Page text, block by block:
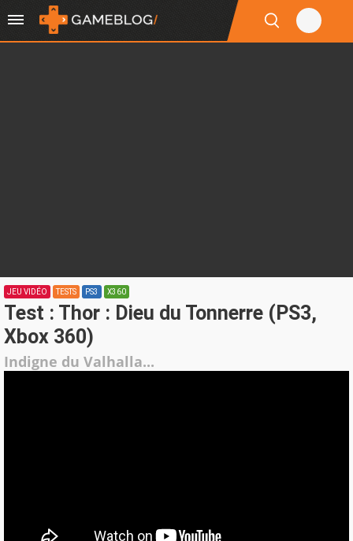
JEU VIDÉO TESTS PS3 X360
Test : Thor : Dieu du Tonnerre (PS3,
Xbox 360)
Indigne du Valhalla...